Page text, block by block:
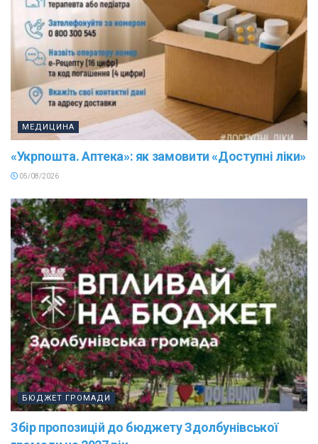
МЕДИЦИНА
«Укрпошта. Аптека»: як замовити «Доступні ліки»
05/08/2026
БЮДЖЕТ ГРОМАДИ
Збір пропозицій до бюджету Здолбунівської